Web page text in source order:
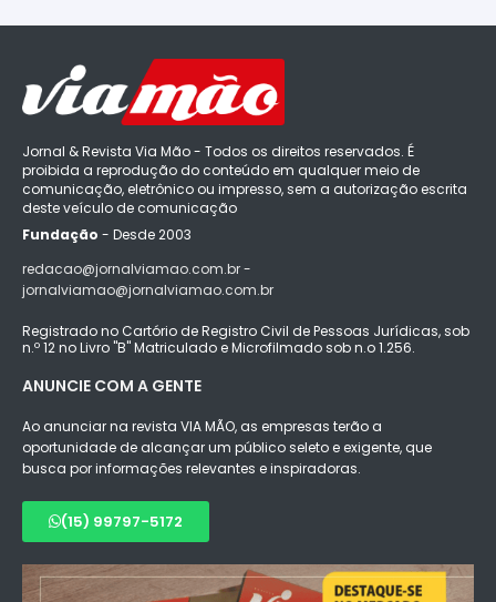
Jornal & Revista Via Mão - Todos os direitos reservados. É
proibida a reprodução do conteúdo em qualquer meio de
comunicação, eletrônico ou impresso, sem a autorização escrita
deste veículo de comunicação
Fundação - Desde 2003
redacao@jornalviamao.com.br -
jornalviamao@jornalviamao.com.br
Registrado no Cartório de Registro Civil de Pessoas Jurídicas, sob
n.º 12 no Livro "B" Matriculado e Microfilmado sob n.o 1.256.
ANUNCIE COM A GENTE
Ao anunciar na revista VIA MÃO, as empresas terão a
oportunidade de alcançar um público seleto e exigente, que
busca por informações relevantes e inspiradoras.
(15) 99797-5172